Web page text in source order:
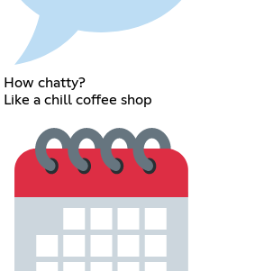
How chatty?
Like a chill coffee shop